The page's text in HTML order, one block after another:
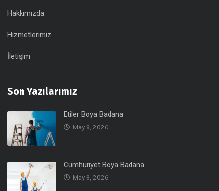
Hakkımızda
Hizmetlerimiz
İletişim
Son Yazılarımız
Etiler Boya Badana
May 8, 2026
Cumhuriyet Boya Badana
May 8, 2026